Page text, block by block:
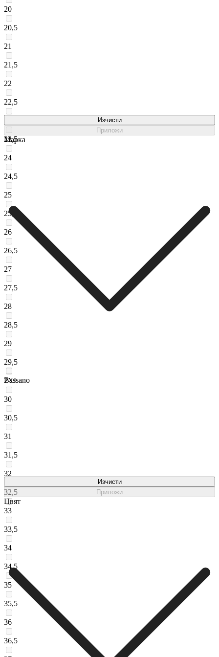
20
20,5
21
21,5
22
22,5
23,5
24
24,5
25
25,5
26
26,5
27
27,5
28
28,5
29
29,5
2XL
30
30,5
31
31,5
32
32,5
33
33,5
34
34,5
35
35,5
36
36,5
Изчисти
Приложи
Марка
Bassano
Изчисти
Приложи
Цвят